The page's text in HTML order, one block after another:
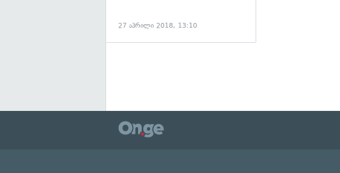
27 აპრილი 2018, 13:10